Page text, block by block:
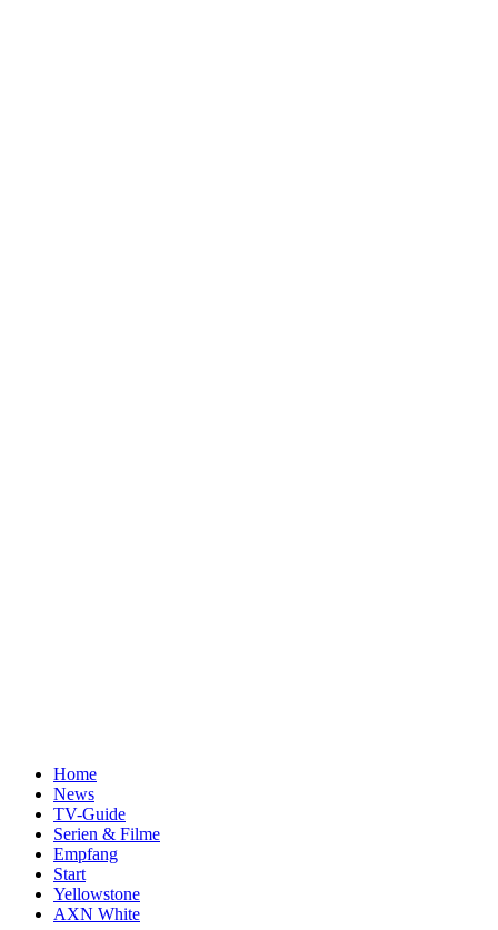
Home
News
TV-Guide
Serien & Filme
Empfang
Start
Yellowstone
AXN White